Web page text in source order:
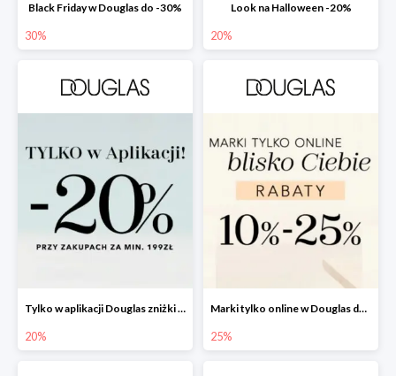
Black Friday w Douglas do -30%
30%
Look na Halloween -20%
20%
Tylko w aplikacji Douglas zniżki -20%
20%
Marki tylko online w Douglas do -25%
25%